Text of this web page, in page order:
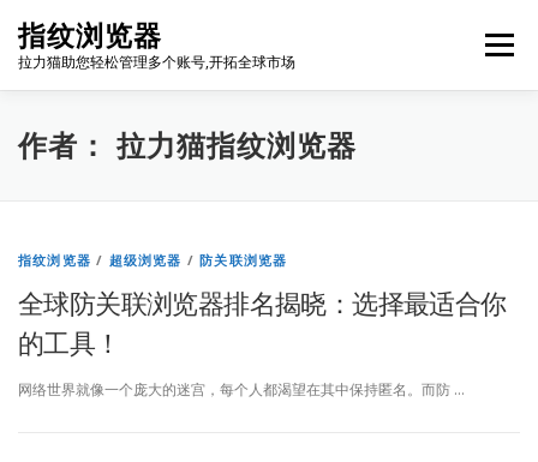
content
指纹浏览器
拉力猫助您轻松管理多个账号,开拓全球市场
Menu
博客首页 套餐价格 使用教程
作者：拉力猫指纹浏览器
指纹浏览器 / 超级浏览器 /防关联浏览器
全球防关联浏览器排名揭晓：选择最适合你
的工具！
网络世界就像一个庞大的迷宫，每个人都渴望在其中保持匿名。而防 …